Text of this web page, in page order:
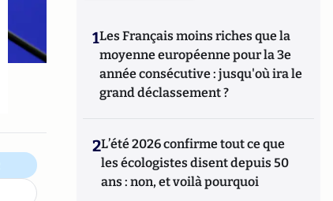
1Les Français moins riches que la
moyenne européenne pour la 3e
année consécutive : jusqu'où ira le
grand déclassement ?
2L’été 2026 confirme tout ce que
les écologistes disent depuis 50
ans : non, et voilà pourquoi